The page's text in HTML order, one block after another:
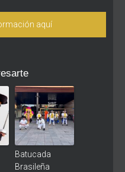
aquí
Batucada
Brasileña